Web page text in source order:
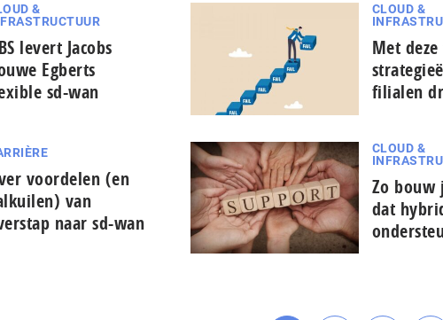
&
levert Jacobs
Egberts
sd-wan
CLOUD &
Met
filialen
voordelen (en
van
naar sd-wan
CLOUD &
Zo bouw
dat